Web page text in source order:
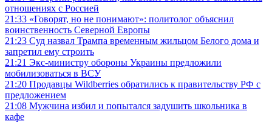
отношениях с Россией
21:33 «Говорят, но не понимают»: политолог объяснил
воинственность Северной Европы
21:23 Суд назвал Трампа временным жильцом Белого дома и
запретил ему строить
21:21 Экс-министру обороны Украины предложили
мобилизоваться в ВСУ
21:20 Продавцы Wildberries обратились к правительству РФ с
предложением
21:08 Мужчина избил и попытался задушить школьника в
кафе